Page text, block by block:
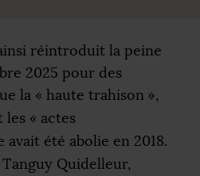
réintroduit la peine
2025 pour des
la « haute trahison »,
les « actes
avait été abolie en 2018.
Quidelleur,